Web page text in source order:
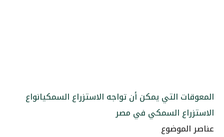
المعوقات التي يمكن أن تواجه الاستزراع السمكيانواع
الاستزراع السمكي في مصر
عناصر الموضوع